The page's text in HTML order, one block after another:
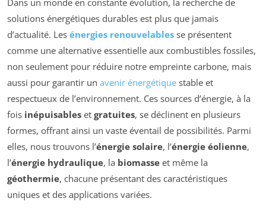
Dans un monde en constante évolution, la recherche de
solutions énergétiques durables est plus que jamais
d’actualité. Les énergies renouvelables se présentent
comme une alternative essentielle aux combustibles fossiles,
non seulement pour réduire notre empreinte carbone, mais
aussi pour garantir un avenir énergétique stable et
respectueux de l’environnement. Ces sources d’énergie, à la
fois inépuisables et gratuites, se déclinent en plusieurs
formes, offrant ainsi un vaste éventail de possibilités. Parmi
elles, nous trouvons l’énergie solaire, l’énergie éolienne,
l’énergie hydraulique, la biomasse et même la
géothermie, chacune présentant des caractéristiques
uniques et des applications variées.